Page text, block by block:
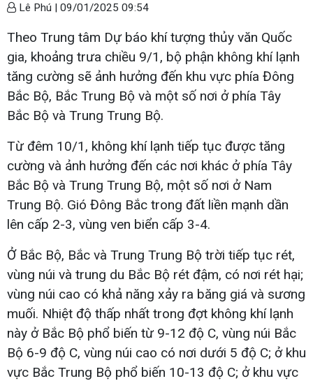
Lê Phú | 09/01/2025 09:54
Theo Trung tâm Dự báo khí tượng thủy văn Quốc
gia, khoảng trưa chiều 9/1, bộ phận không khí lạnh
tăng cường sẽ ảnh hưởng đến khu vực phía Đông
Bắc Bộ, Bắc Trung Bộ và một số nơi ở phía Tây
Bắc Bộ và Trung Trung Bộ.
Từ đêm 10/1, không khí lạnh tiếp tục được tăng
cường và ảnh hưởng đến các nơi khác ở phía Tây
Bắc Bộ và Trung Trung Bộ, một số nơi ở Nam
Trung Bộ. Gió Đông Bắc trong đất liền mạnh dần
lên cấp 2-3, vùng ven biển cấp 3-4.
Ở Bắc Bộ, Bắc và Trung Trung Bộ trời tiếp tục rét,
vùng núi và trung du Bắc Bộ rét đậm, có nơi rét hại;
vùng núi cao có khả năng xảy ra băng giá và sương
muối. Nhiệt độ thấp nhất trong đợt không khí lạnh
này ở Bắc Bộ phổ biến từ 9-12 độ C, vùng núi Bắc
Bộ 6-9 độ C, vùng núi cao có nơi dưới 5 độ C; ở khu
vực Bắc Trung Bộ phổ biến 10-13 độ C; ở khu vực